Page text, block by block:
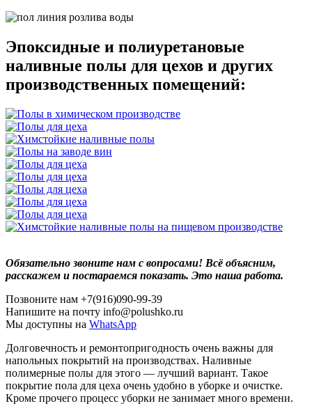
Эпоксидные и полиуретановые
наливные полы для цехов и других
производственных помещений:
Обязательно звоните нам с вопросами! Всё объясним,
расскажем и постараемся показать. Это наша работа.
Позвоните нам +7(916)090-99-39
Напишите на почту info@polushko.ru
Мы доступны на WhatsApp
Долговечность и ремонтопригодность очень важны для
напольных покрытий на производствах. Наливные
полимерные полы для этого — лучший вариант. Такое
покрытие пола для цеха очень удобно в уборке и очистке.
Кроме прочего процесс уборки не занимает много времени.